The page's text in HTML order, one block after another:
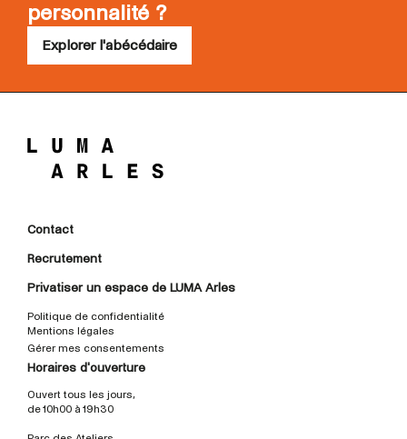
personnalité ?
Explorer l'abécédaire
Contact
Recrutement
Privatiser un espace de LUMA Arles
Politique de confidentialité
Mentions légales
Gérer mes consentements
Horaires d'ouverture
Ouvert tous les jours,
de 10h00 à 19h30